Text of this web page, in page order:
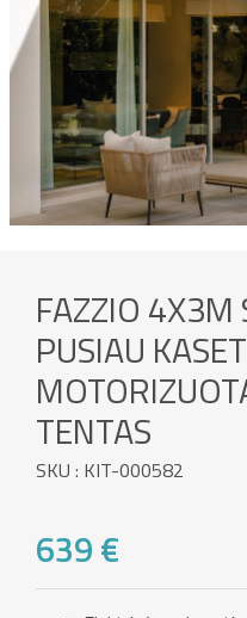
FAZZIO 4X3M
PUSIAU
TENTAS
SKU : KIT-000582
639 €